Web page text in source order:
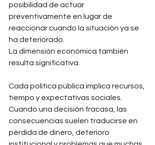
posibilidad de actuar
preventivamente en lugar de
reaccionar cuando la situación ya se
ha deteriorado.
La dimensión económica también
resulta significativa.
Cada política pública implica recursos,
tiempo y expectativas sociales.
Cuando una decisión fracasa, las
consecuencias suelen traducirse en
pérdida de dinero, deterioro